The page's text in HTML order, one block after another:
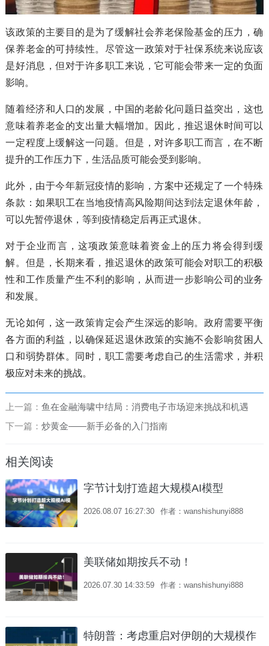
该政策的主要目的是为了缓解社会养老保险基金的压力，确
保养老金的可持续性。尽管这一政策对于社保系统来说应该
是好消息，但对于许多职工来说，它可能会带来一定的负面
影响。
随着经济和人口的发展，中国的老龄化问题日益突出，这也
意味着养老金的支出量大幅增加。因此，推迟退休时间可以
一定程度上缓解这一问题。但是，对许多职工而言，在不断
提升的工作压力下，生活品质可能会受到影响。
此外，由于今年新冠疫情的影响，方案中还规定了一个特殊
条款：如果职工在当地疫情高风险期间达到法定退休年龄，
可以先暂停退休，等到疫情稳定后再正式退休。
对于企业而言，这项政策意味着资金上的压力将会得到缓
解。但是，长期来看，推迟退休的政策可能会对职工的积极
性和工作质量产生不利的影响，从而进一步影响公司的业务
和发展。
无论如何，这一政策肯定会产生深远的影响。政府需要平衡
各方面的利益，以确保延迟退休政策的实施不会影响贫困人
口和弱势群体。同时，职工需要考虑自己的生活需求，并积
极应对未来的挑战。
上一篇：鱼在金融海啸中结局：消费电子市场迎来挑战和机遇
下一篇：炒黄金——新手必备的入门指南
相关阅读
字节计划打造超大规模AI模型
2026.08.07 16:27:30 作者：wanshishunyi888
美联储如期按兵不动！
2026.07.30 14:33:59 作者：wanshishunyi888
特朗普：考虑重启对伊朗的大规模作